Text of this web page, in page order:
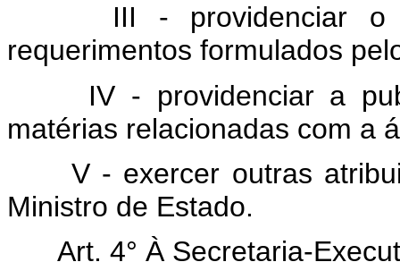
III - providenciar o
requerimentos formulados
IV - providenciar a
matérias relacionadas com a
V - exercer outras
Ministro de Estado.
Art. 4° À Secretaria-